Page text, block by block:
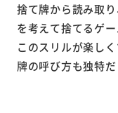
捨て牌から読み取
を考えて捨てるゲー
このスリルが楽し
牌の呼び方も独特だ